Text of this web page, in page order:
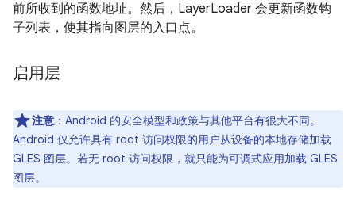
前所收到的函数地址。然后，LayerLoader 会更新函数钩
子列表，使其指向图层的入口点。
启用层
注意 ：Android 的安全模型和政策与其他平台有很大不同。
Android 仅允许具有 root 访问权限的用户从设备的本地存储加载
GLES 图层。若无 root 访问权限，就只能为可调式应用加载 GLES
图层。